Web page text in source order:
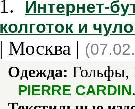
1.
Интернет-
колготок и
| Москва |
Одежда: Гольфы,
PIERRE CARDIN.